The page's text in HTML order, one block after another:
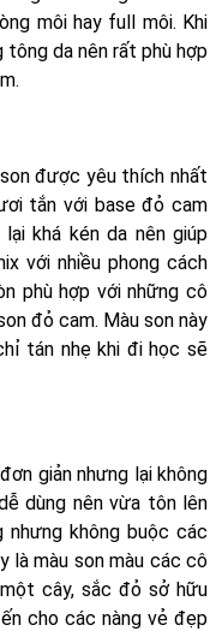
môi hay full môi. Khi
da nên rất phù hợp
được yêu thích nhất
tắn với base đỏ cam
khá kén da nên giúp
với nhiều phong cách
phù hợp với những cô
đỏ cam. Màu son này
tán nhẹ khi đi học sẽ
giản nhưng lại không
dùng nên vừa tôn lên
không buộc các
là màu son màu các cô
cây, sắc đỏ sở hữu
cho các nàng vẻ đẹp